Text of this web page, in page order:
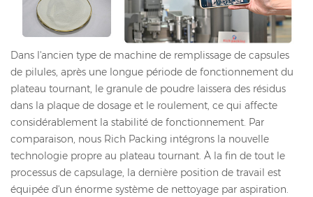
Dans l'ancien type de machine de remplissage de capsules
de pilules, après une longue période de fonctionnement du
plateau tournant, le granule de poudre laissera des résidus
dans la plaque de dosage et le roulement, ce qui affecte
considérablement la stabilité de fonctionnement. Par
comparaison, nous Rich Packing intégrons la nouvelle
technologie propre au plateau tournant. À la fin de tout le
processus de capsulage, la dernière position de travail est
équipée d'un énorme système de nettoyage par aspiration.